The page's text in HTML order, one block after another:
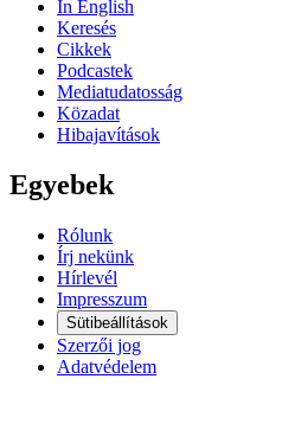
In English
Keresés
Cikkek
Podcastek
Mediatudatosság
Közadat
Hibajavítások
Egyebek
Rólunk
Írj nekünk
Hírlevél
Impresszum
Sütibeállítások
Szerzői jog
Adatvédelem